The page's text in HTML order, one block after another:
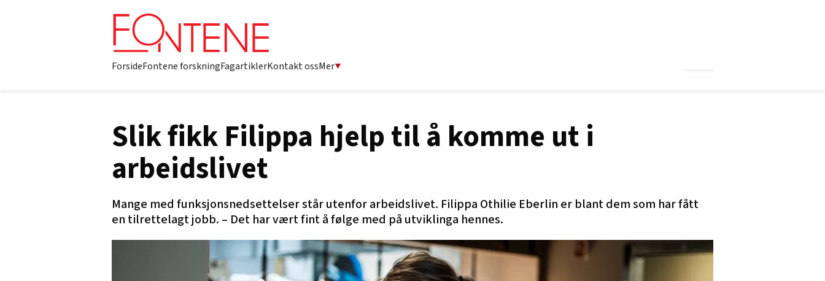
ForsideFontene forskningFagartiklerKontakt ossMer
Slik fikk Filippa hjelp til å komme ut i
arbeidslivet
Mange med funksjonsnedsettelser står utenfor arbeidslivet. Filippa Othilie Eberlin er blant dem som har fått
en tilrettelagt jobb. – Det har vært fint å følge med på utviklinga hennes.